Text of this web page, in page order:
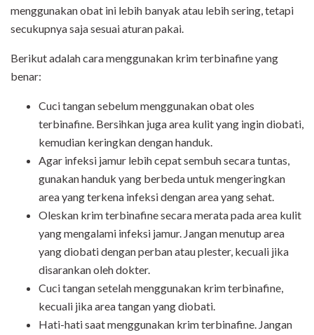
menggunakan obat ini lebih banyak atau lebih sering, tetapi
secukupnya saja sesuai aturan pakai.
Berikut adalah cara menggunakan krim terbinafine yang
benar:
Cuci tangan sebelum menggunakan obat oles
terbinafine. Bersihkan juga area kulit yang ingin diobati,
kemudian keringkan dengan handuk.
Agar infeksi jamur lebih cepat sembuh secara tuntas,
gunakan handuk yang berbeda untuk mengeringkan
area yang terkena infeksi dengan area yang sehat.
Oleskan krim terbinafine secara merata pada area kulit
yang mengalami infeksi jamur. Jangan menutup area
yang diobati dengan perban atau plester, kecuali jika
disarankan oleh dokter.
Cuci tangan setelah menggunakan krim terbinafine,
kecuali jika area tangan yang diobati.
Hati-hati saat menggunakan krim terbinafine. Jangan